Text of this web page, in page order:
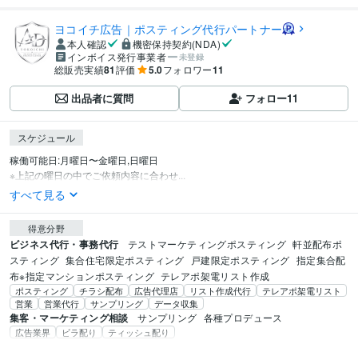
ヨコイチ広告｜ポスティング代行パートナー
本人確認
機密保持契約(NDA)
インボイス発行事業者
未登録
総販売実績81評価 5.0フォロワー11
出品者に質問 フォロー11
スケジュール
稼働可能日:月曜日〜金曜日,日曜日
※上記の曜日の中でご依頼内容に合わせ...
すべて見る
得意分野
ビジネス代行・事務代行 テストマーケティングポスティング 軒並配布ポ
スティング 集合住宅限定ポスティング 戸建限定ポスティング 指定集合配
布※指定マンションポスティング テレアポ架電リスト作成
ポスティング チラシ配布 広告代理店 リスト作成代行
テレアポ架電リスト
営業
営業代行 サンプリング データ収集
集客・マーケティング相談 サンプリング 各種プロデュース
広告業界 ビラ配り ティッシュ配り